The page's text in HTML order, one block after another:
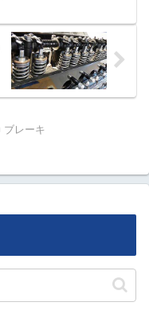
ブレーキ